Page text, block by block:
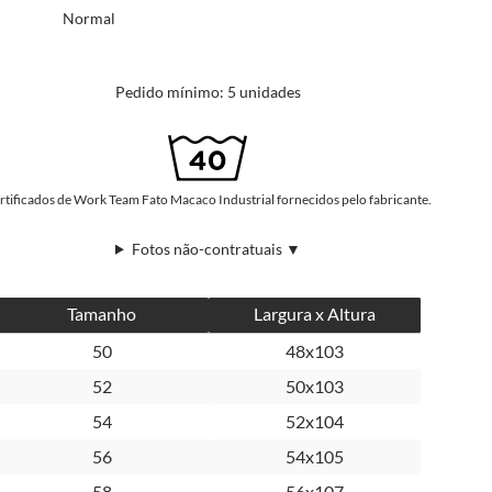
Normal
Pedido mínimo: 5 unidades
de Work Team Fato Macaco Industrial fornecidos pelo fabricante.
Fotos não-contratuais ▼
Tamanho
Largura x Altura
50
48x103
52
50x103
54
52x104
56
54x105